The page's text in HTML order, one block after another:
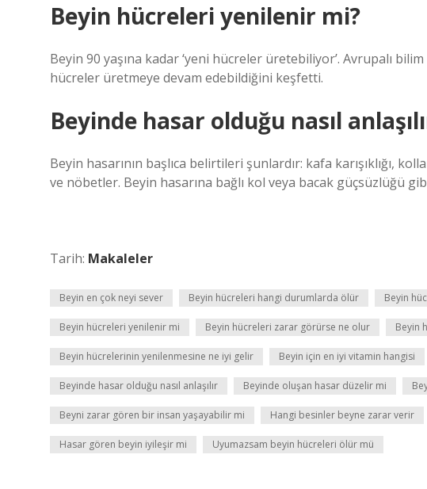
Beyin hücreleri yenilenir mi?
Beyin 90 yaşına kadar ‘yeni hücreler üretebiliyor’. Avrupalı
hücreler üretmeye devam edebildiğini keşfetti.
Beyinde hasar olduğu nasıl
Beyin hasarının başlıca belirtileri şunlardır: kafa karışıklığı,
ve nöbetler. Beyin hasarına bağlı kol veya bacak güçsüzlüğü
Tarih: Makaleler
Beyin en çok neyi sever Beyin hücreleri hangi durumlarda ölür Beyin
Beyin hücreleri yenilenir mi Beyin hücreleri zarar görürse ne olur Beyin
Beyin hücrelerinin yenilenmesine ne iyi gelir Beyin için en iyi vitamin hangisi
Beyinde hasar olduğu nasıl anlaşılır Beyinde oluşan hasar düzelir mi
Beyni zarar gören bir insan yaşayabilir mi Hangi besinler beyne zarar verir
Hasar gören beyin iyileşir mi Uyumazsam beyin hücreleri ölür mü